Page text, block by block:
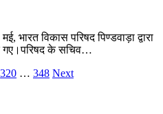
भारत विकास परिषद पिण्डवाड़ा द्वारा
गए।परिषद के सचिव…
320 … 348 Next